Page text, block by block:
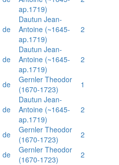
ap.1719)
de
Dautun Jean-
Antoine (~1645-
ap.1719)
2
de
Dautun Jean-
Antoine (~1645-
ap.1719)
2
de
Gernler Theodor
(1670-1723)
1
de
Dautun Jean-
Antoine (~1645-
ap.1719)
2
de
Gernler Theodor
(1670-1723)
2
de
Gernler Theodor
(1670-1723)
2